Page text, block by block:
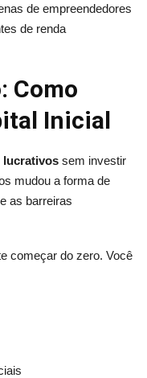
de empreendedores
de renda
Como
Inicial
lucrativossem investir
mudou a forma de
as barreiras
começar do zero. Você